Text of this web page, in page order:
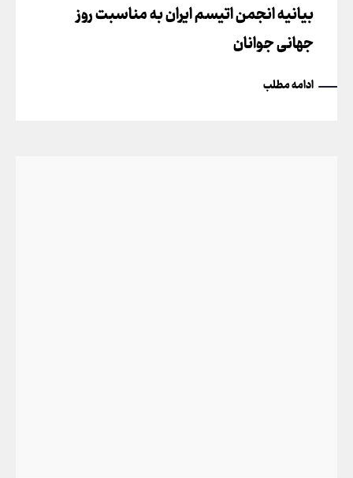
بیانیه انجمن اتیسم ایران به مناسبت روز
جهانی جوانان
ادامه مطلب